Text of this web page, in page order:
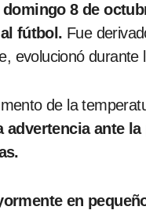
8 de
fútbol. Fue
evolucionó
de la
advertencia ante
en